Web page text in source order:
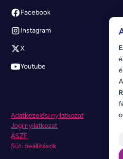
Facebook
Instagram
X
Youtube
Adatkezelési nyilatkozat
Jogi nyilatkozat
ÁSZF
Süti beállítások